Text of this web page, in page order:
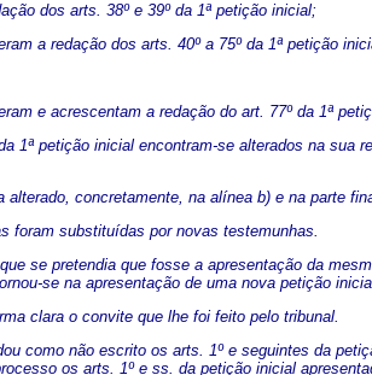
dos arts. 38º e 39º da 1ª petição inicial;
a redação dos arts. 40º a 75º da 1ª petição
e acrescentam a redação do art. 77º da 1ª
1ª petição inicial encontram-se alterados na sua
alterado, concretamente, na alínea b) e na parte
foram substituídas por novas testemunhas.
se pretendia que fosse a apresentação da
se na apresentação de uma nova petição
clara o convite que lhe foi feito pelo tribunal.
como não escrito os arts. 1º e seguintes da
os arts. 1º e ss. da petição inicial